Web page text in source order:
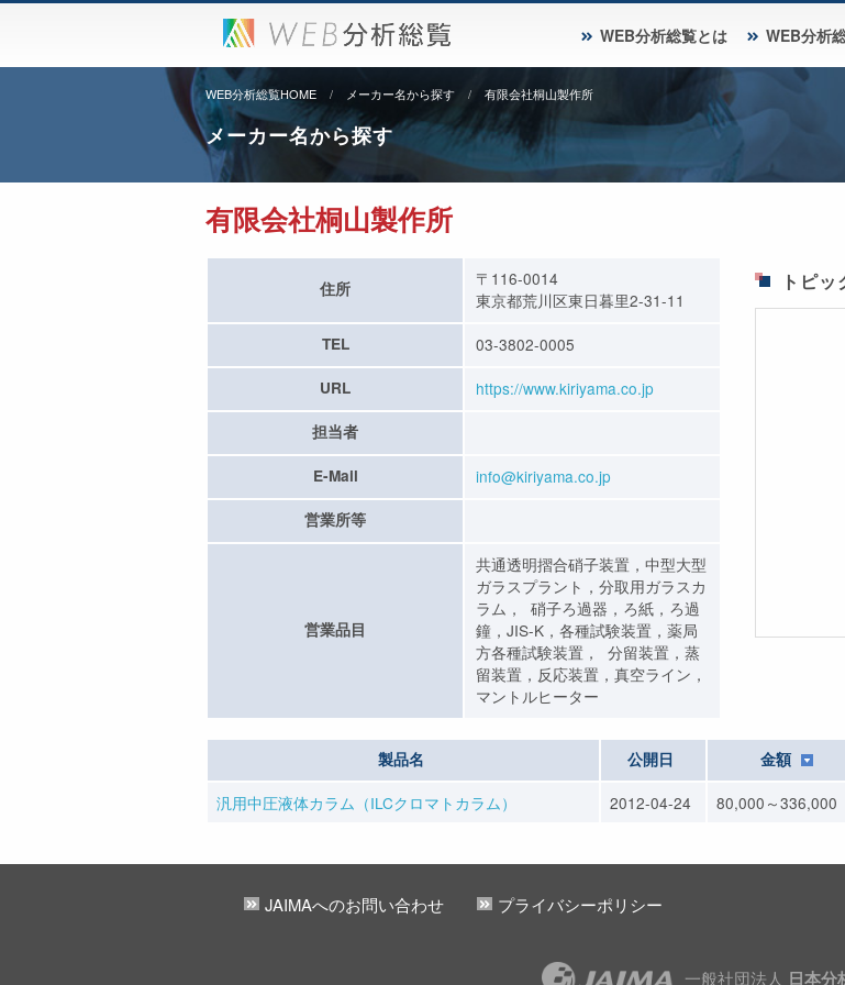
WEB分析総覧とは WEB分析
WEB分析総覧HOME メーカー名から探す 有限会社桐山製作所
メーカー名から探す
有限会社桐山製作所
住所
〒116-0014
東京都荒川区東日暮里2-31-11
TEL 03-3802-0005
URL https://www.kiriyama.co.jp
担当者
E-Mail info@kiriyama.co.jp
営業所等
営業品目
共通透明摺合硝子装置，中型大型
ガラスプラント，分取用ガラスカ
ラム， 硝子ろ過器，ろ紙，ろ過
鐘，JIS-K，各種試験装置，薬局
方各種試験装置， 分留装置，蒸
留装置，反応装置，真空ライン，
マントルヒーター
トピッ
製品名 公開日 金額
汎用中圧液体カラム（ILCクロマトカラム） 2012-04-24 80,000～336,000
JAIMAへのお問い合わせ プライバシーポリシー
一般社団法人 日本分